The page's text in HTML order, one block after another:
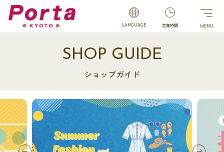
LANGUAGE 営業時間
SHOP GUIDE
ショップガイド